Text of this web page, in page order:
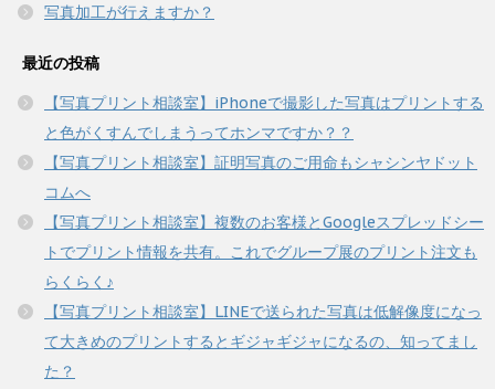
写真加工が行えますか？
最近の投稿
【写真プリント相談室】iPhoneで撮影した写真はプリントする
と色がくすんでしまうってホンマですか？？
【写真プリント相談室】証明写真のご用命もシャシンヤドット
コムへ
【写真プリント相談室】複数のお客様とGoogleスプレッドシー
トでプリント情報を共有。これでグループ展のプリント注文も
らくらく♪
【写真プリント相談室】LINEで送られた写真は低解像度になっ
て大きめのプリントするとギジャギジャになるの、知ってまし
た？